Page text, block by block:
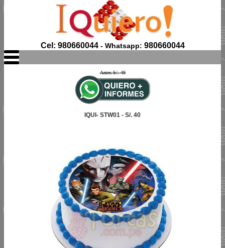
Cel: 980660044- Whatsapp: 980660044
Antes S/. 49
IQUI- STW01 - S/. 40